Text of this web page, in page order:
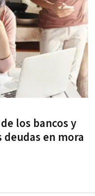
los bancos y
en mora